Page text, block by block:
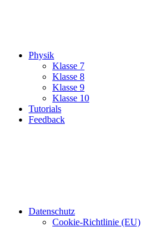
Physik
Klasse 7
Klasse 8
Klasse 9
Klasse 10
Tutorials
Feedback
Datenschutz
Cookie-Richtlinie (EU)